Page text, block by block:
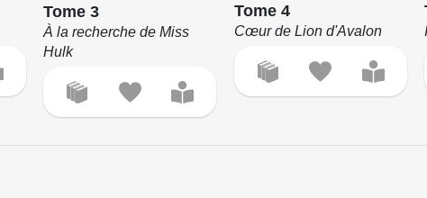
Tome 3
À la recherche de Miss
Hulk
Tome 4
Cœur de Lion d'Avalon